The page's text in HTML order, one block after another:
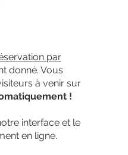
par
donné. Vous
à venir sur
!
interface et le
en ligne.